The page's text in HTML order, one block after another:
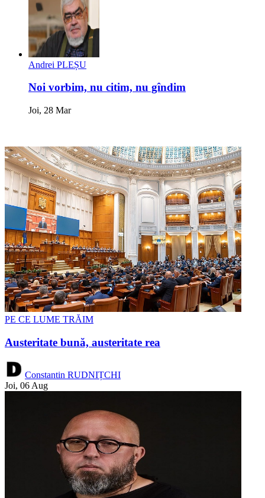
Andrei PLEȘU
Noi vorbim, nu citim, nu gîndim
Joi, 28 Mar
PE CE LUME TRĂIM
Austeritate bună, austeritate rea
Constantin RUDNIȚCHI
Joi, 06 Aug